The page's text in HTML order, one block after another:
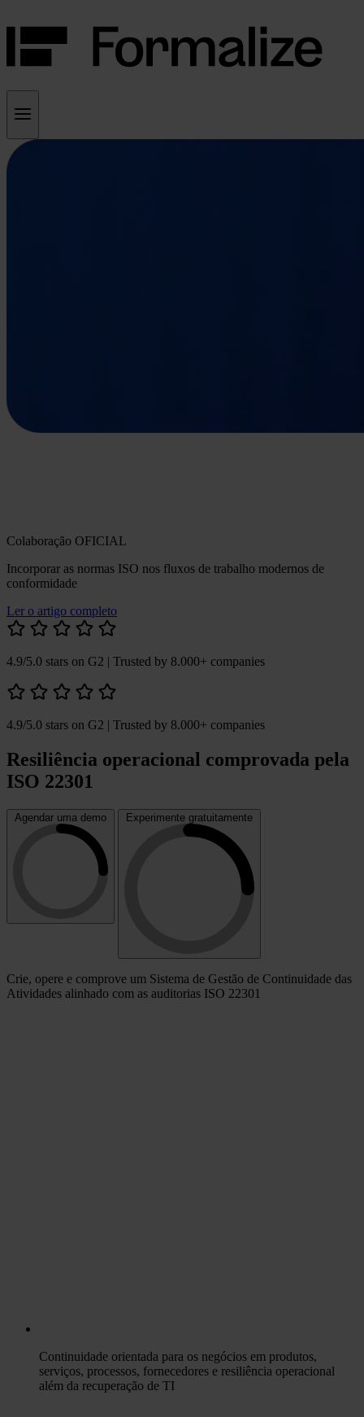
Colaboração OFICIAL
Incorporar as normas ISO nos fluxos de trabalho modernos de
conformidade
Ler o artigo completo
4.9/5.0 stars on G2 | Trusted by 8.000+ companies
4.9/5.0 stars on G2 | Trusted by 8.000+ companies
Resiliência operacional comprovada pela
ISO 22301
Agendar uma demo Experimente gratuitamente
Crie, opere e comprove um Sistema de Gestão de Continuidade das
Atividades alinhado com as auditorias ISO 22301
Continuidade orientada para os negócios em produtos,
serviços, processos, fornecedores e resiliência operacional
além da recuperação de TI